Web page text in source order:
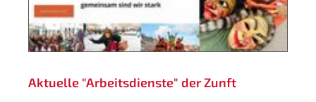
Aktuelle "Arbeitsdienste" der Zunft